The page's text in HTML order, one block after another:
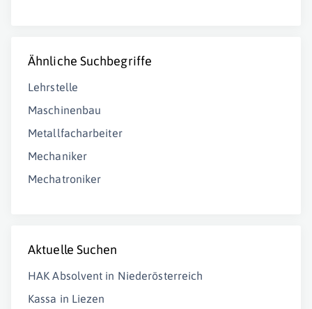
Ähnliche Suchbegriffe
Lehrstelle
Maschinenbau
Metallfacharbeiter
Mechaniker
Mechatroniker
Aktuelle Suchen
HAK Absolvent in Niederösterreich
Kassa in Liezen